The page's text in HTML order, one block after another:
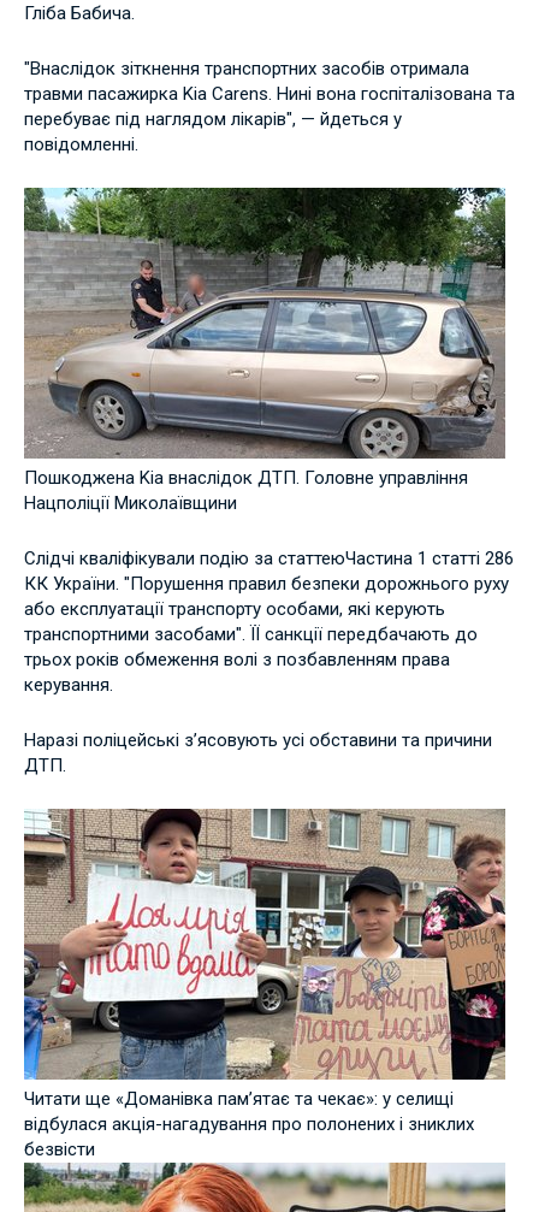
Гліба Бабича.
"Внаслідок зіткнення транспортних засобів отримала
травми пасажирка Kia Carens. Нині вона госпіталізована та
перебуває під наглядом лікарів", — йдеться у
повідомленні.
Пошкоджена Kia внаслідок ДТП. Головне управління
Нацполіції Миколаївщини
Слідчі кваліфікували подію за статтеюЧастина 1 статті 286
КК України. "Порушення правил безпеки дорожнього руху
або експлуатації транспорту особами, які керують
транспортними засобами". ЇЇ санкції передбачають до
трьох років обмеження волі з позбавленням права
керування.
Наразі поліцейські з’ясовують усі обставини та причини
ДТП.
Читати ще «Доманівка пам’ятає та чекає»: у селищі
відбулася акція-нагадування про полонених і зниклих
безвісти